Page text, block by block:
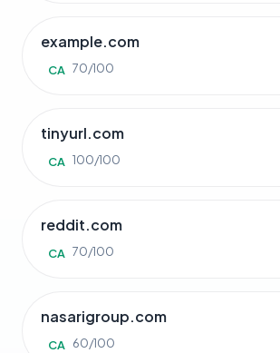
example.com
CA 70/100
tinyurl.com
CA 100/100
reddit.com
CA 70/100
nasarigroup.com
CA 60/100